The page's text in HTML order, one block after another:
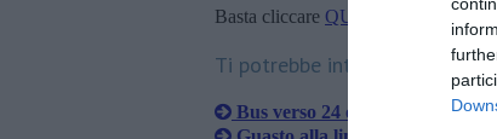
Basta cliccare QUI
Ti potrebbe interessare anche:
Bus verso 24 ore di sciopero